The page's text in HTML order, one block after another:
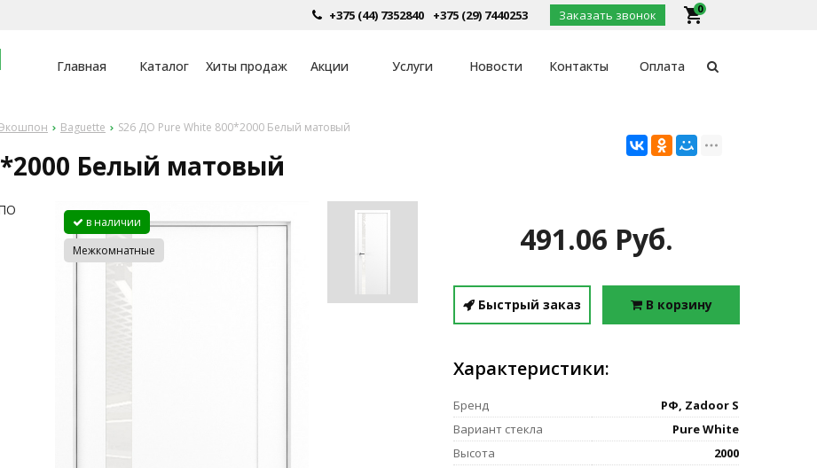
local_grocery_store
0
Заказать звонок
+375 (29) 7440253
+375 (44) 7352840
Главная Каталог Хиты продаж Акции Услуги Новости Контакты Оплата
Baguette S26 ДО Pure White 800*2000 Белый матовый
Белый матовый
в наличии
Межкомнатные
491.06 Руб.
Быстрый заказ В корзину
Характеристики:
Бренд
РФ, Zadoor S
Вариант стекла
Pure White
Высота
2000